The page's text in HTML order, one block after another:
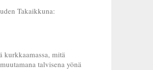
Takaikkuna:
mitä
talvisena yönä